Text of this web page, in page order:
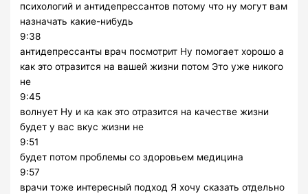
психологий и антидепрессантов потому что ну могут вам
назначать какие-нибудь
9:38
антидепрессанты врач посмотрит Ну помогает хорошо а
как это отразится на вашей жизни потом Это уже никого
не
9:45
волнует Ну и ка как это отразится на качестве жизни
будет у вас вкус жизни не
9:51
будет потом проблемы со здоровьем медицина
9:57
врачи тоже интересный подход Я хочу сказать отдельно